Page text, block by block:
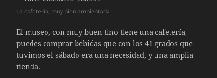
La cafetería, muy bien ambientada
El museo, con muy buen tino tiene una cafetería,
puedes comprar bebidas que con los 41 grados que
tuvimos el sábado era una necesidad, y una amplia
tienda.